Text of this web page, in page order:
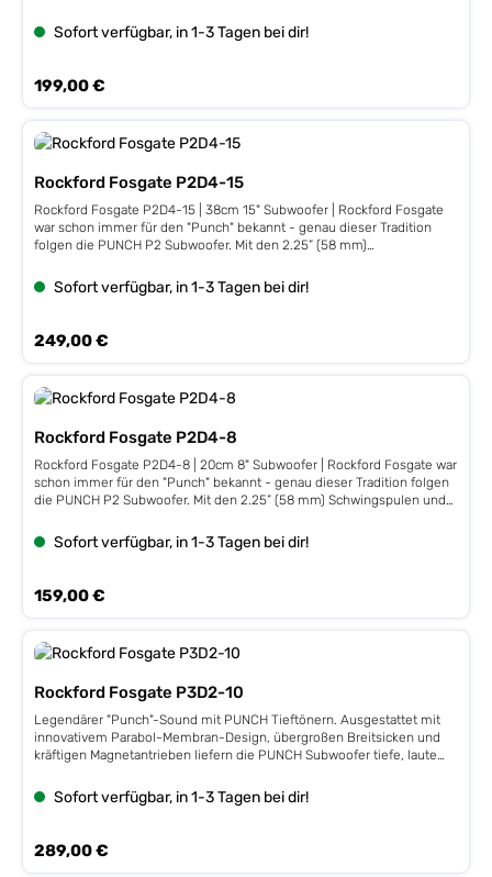
denn die PUNCH P2 Subs wirken am besten in geschlossenen und
ventilierten Gehäusen. Leistung 400 / 800 Watt, Stahlkorb, Dual 4
86 dB, Xmax 13,3 mmEinbautiefe 163 mm, Einbauöffnung 285 mm
Sofort verfügbar, in 1-3 Tagen bei dir!
Regulärer Preis:
199,00 €
Rockford Fosgate P2D4-15
Rockford Fosgate P2D4-15 | 38cm 15" Subwoofer | Rockford Fosgate
war schon immer für den "Punch" bekannt - genau dieser Tradition
folgen die PUNCH P2 Subwoofer. Mit den 2.25” (58 mm)
realisierende Bass-Verstärkung für nahezu jedes Fahrzeug, denn die
PUNCH P2 Subs wirken am besten in geschlossenen und ventilierten
Ω, 58 mm / 2,25" VC,Fs 20 Hz, Qts 0,62, VAS 219,6 L, 86 dB, Xmax 13,3
mmEinbautiefe 187 mm, Einbauöffnung 353 mm
Sofort verfügbar, in 1-3 Tagen bei dir!
Regulärer Preis:
249,00 €
Rockford Fosgate P2D4-8
Rockford Fosgate P2D4-8 | 20cm 8" Subwoofer | Rockford Fosgate war
schon immer für den "Punch" bekannt - genau dieser Tradition folgen
die PUNCH P2 Subwoofer. Mit den 2.25” (58 mm) Schwingspulen und
Verstärkung für nahezu jedes Fahrzeug, denn die PUNCH P2 Subs
wirken am besten in geschlossenen und ventilierten Gehäusen.
2,25" VC,Fs 40 Hz, Qts 0,46, VAS 9,9 L, 83 dB, Xmax 7,8 mmEinbautiefe
121 mm, Einbauöffnung 181 mm
Sofort verfügbar, in 1-3 Tagen bei dir!
Regulärer Preis:
159,00 €
Rockford Fosgate P3D2-10
Legendärer "Punch"-Sound mit PUNCH Tieftönern. Ausgestattet mit
innovativem Parabol-Membran-Design, übergroßen Breitsicken und
kräftigen Magnetantrieben liefern die PUNCH Subwoofer tiefe, laute
der Welt, was kraftvoller Bass gepaart mit hoher Leistungsentfaltung
und genialem Design bedeutet. Mit den extrem hohen Auslenkungen
Die P3S Subs in Flachbauweise liefern ebenfalls genug "Punch" –
selbst in kleinsten Einbauplätzen. Leistung 500 / 1.000 Watt, Gusskorb,
Sofort verfügbar, in 1-3 Tagen bei dir!
Regulärer Preis:
289,00 €